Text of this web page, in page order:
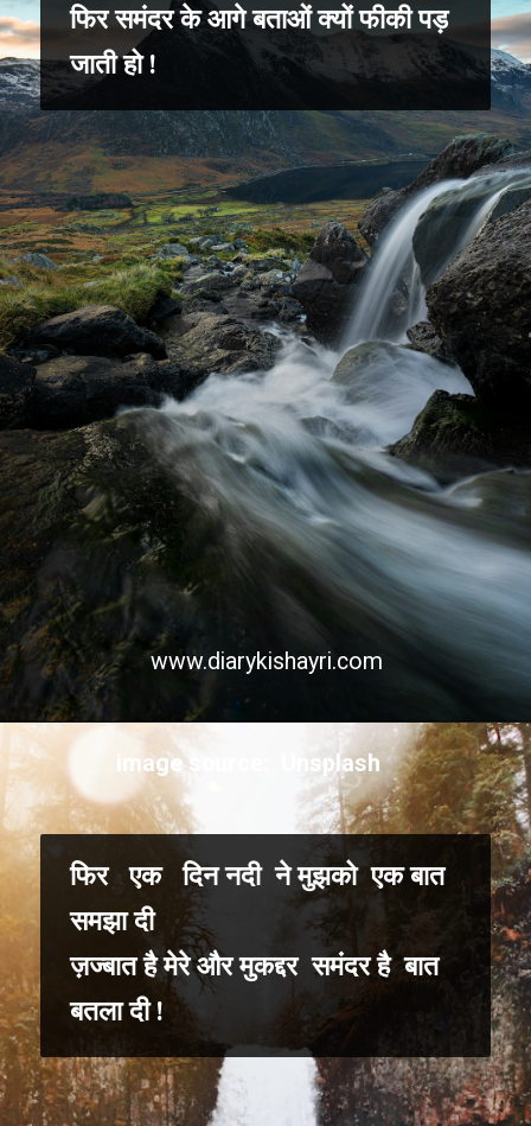
फिर समंदर के आगे बताओं क्यों फीकी पड़
जाती हो !
www.diarykishayri.com
फिर एक दिन नदी ने मुझको एक बात
समझा दी
ज़ज्बात है मेरे और मुकद्दर समंदर है बात
बतला दी !
image source: Unsplash